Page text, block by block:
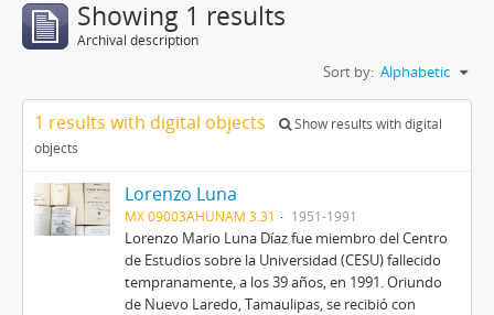
Showing 1 results
Archival description
Sort by: Alphabetic
1 results with digital objects
Show results with digital
objects
Lorenzo Luna
MX 09003AHUNAM 3.31 1951-1991
Lorenzo Mario Luna Díaz fue miembro del Centro
de Estudios sobre la Universidad (CESU) fallecido
tempranamente, a los 39 años, en 1991. Oriundo
de Nuevo Laredo, Tamaulipas, se recibió con